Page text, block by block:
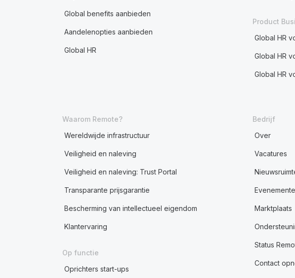
Global benefits aanbieden
Aandelenopties aanbieden
Global HR
Product
Global HR
Global HR
Global HR
Waarom Remote?
Wereldwijde infrastructuur
Veiligheid en naleving
Veiligheid en naleving: Trust Portal
Transparante prijsgarantie
Bescherming van intellectueel eigendom
Klantervaring
Op functie
Oprichters start-ups
Bedrijf
Over
Vacatures
Marktplaats
Status
Contact